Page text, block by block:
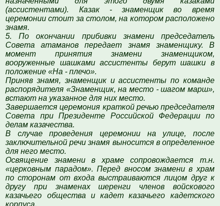
(ассистентами). Казак - знаменщик во время
церемонии стоит за столом, на котором расположено
знамя.
5. По окончании прибивки знамени председатель
Совета атаманов передает знамя знаменщику. В
момент принятия знамени знаменщиком,
вооруженные шашками ассистенты берут шашки в
положение «На - плечо».
Приняв знамя, знаменщик и ассистенты по команде
распорядителя «Знаменщик, на место - шагом марш»,
встают на указанное для них место.
Завершается церемония краткой речью председателя
Совета при Президенте Российской Федерации по
делам казачества.
В случае проведения церемонии на улице, после
заключительной речи знамя выносится в определенное
для него место.
Освящение знамени в храме сопровождается т.н.
«церковным парадом». Перед вносом знамени в храм
по сторонам от входа выстраиваются лицом друг к
другу при знаменах шеренги членов войскового
казачьего общества и кадет казачьего кадетского